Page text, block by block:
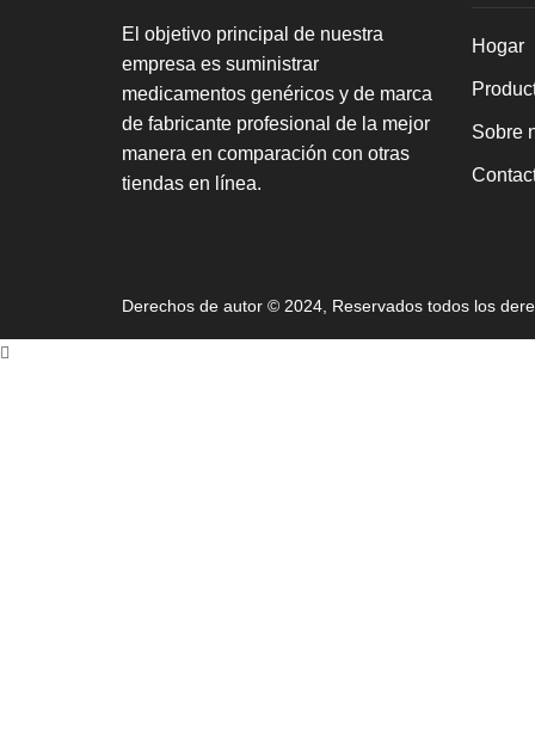
El objetivo principal de nuestra
empresa es suministrar
medicamentos genéricos y de marca
de fabricante profesional de la mejor
manera en comparación con otras
tiendas en línea.
Hogar
Sobre
Derechos de autor © 2024, Reservados todos los